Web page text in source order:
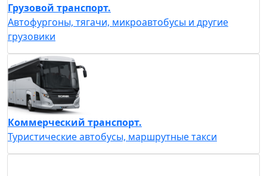
Грузовой транспорт.
Автофургоны, тягачи, микроавтобусы и другие
грузовики
Коммерческий транспорт.
Туристические автобусы, маршрутные такси